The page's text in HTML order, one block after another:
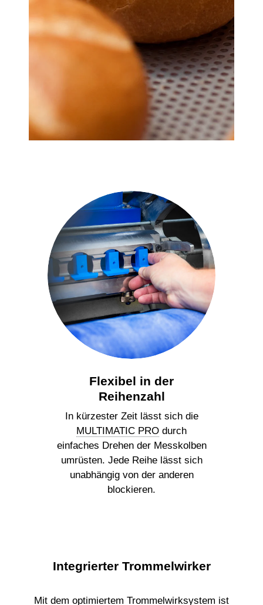
Flexibel in der
Reihenzahl
In kürzester Zeit lässt sich die
MULTIMATIC PRO durch
einfaches Drehen der Messkolben
umrüsten. Jede Reihe lässt sich
unabhängig von der anderen
blockieren.
IntegrierterTrommelwirker
Mit dem optimiertem Trommelwirksystem ist